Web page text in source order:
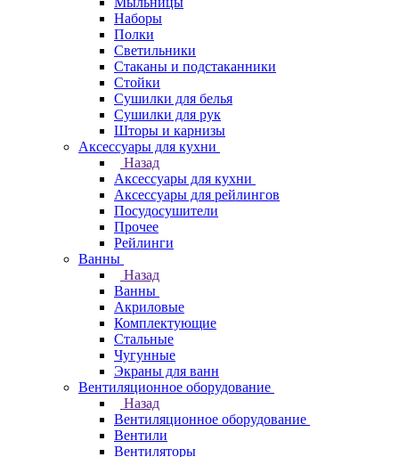
Наборы
Полки
Светильники
Стаканы и подстаканники
Стойки
Сушилки для белья
Сушилки для рук
Шторы и карнизы
Аксессуары для кухни
Назад
Аксессуары для кухни
Аксессуары для рейлингов
Посудосушители
Прочее
Рейлинги
Ванны
Назад
Ванны
Акриловые
Комплектующие
Стальные
Чугунные
Экраны для ванн
Вентиляционное оборудование
Назад
Вентиляционное оборудование
Вентили
Вентиляторы